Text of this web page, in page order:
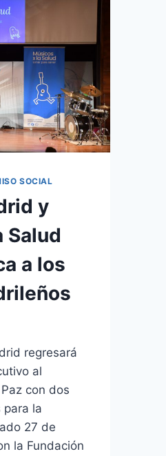
SOCIAL
y
Salud
a los
regresará
al
con dos
para la
27 de
la Fundación